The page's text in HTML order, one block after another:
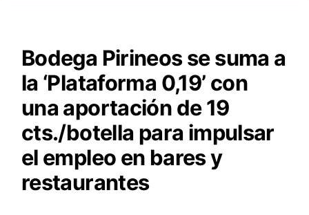
Bodega Pirineos se suma a
la ‘Plataforma 0,19’ con
una aportación de 19
cts./botella para impulsar
el empleo en bares y
restaurantes